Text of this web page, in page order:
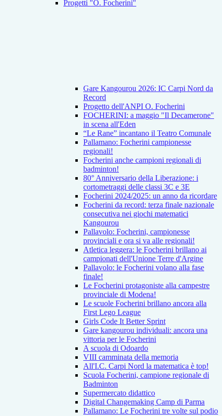
Progetti "O. Focherini"
Gare Kangourou 2026: IC Carpi Nord da
Record
Progetto dell'ANPI O. Focherini
FOCHERINI: a maggio "Il Decamerone"
in scena all'Eden
“Le Rane” incantano il Teatro Comunale
Pallamano: Focherini campionesse
regionali!
Focherini anche campioni regionali di
badminton!
80° Anniversario della Liberazione: i
cortometraggi delle classi 3C e 3E
Focherini 2024/2025: un anno da ricordare
Focherini da record: terza finale nazionale
consecutiva nei giochi matematici
Kangourou
Pallavolo: Focherini, campionesse
provinciali e ora si va alle regionali!
Atletica leggera: le Focherini brillano ai
campionati dell'Unione Terre d'Argine
Pallavolo: le Focherini volano alla fase
finale!
Le Focherini protagoniste alla campestre
provinciale di Modena!
Le scuole Focherini brillano ancora alla
First Lego League
Girls Code It Better Sprint
Gare kangourou individuali: ancora una
vittoria per le Focherini
A scuola di Odoardo
VIII camminata della memoria
All'I.C. Carpi Nord la matematica è top!
Scuola Focherini, campione regionale di
Badminton
Supermercato didattico
Digital Changemaking Camp di Parma
Pallamano: Le Focherini tre volte sul podio